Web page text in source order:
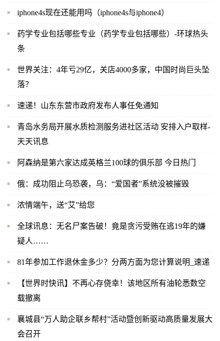
iphone4s现在还能用吗（iphone4s与iphone4）
药学专业包括哪些专业（药学专业包括哪些）-环球热头
条
世界关注：4年亏29亿，关店4000多家，中国时尚巨头坠
落？
速递！山东东营市政府发布人事任免通知
青岛水务局开展水质检测服务进社区活动 安排入户取样-
天天讯息
阿森纳是第六家达成英格兰100球的俱乐部 今日热门
俄：成功阻止乌恐袭，乌：“爱国者”系统没被摧毁
浓情端午，送“艾”给您
全球讯息：无名尸案告破！竟是贪污受贿在逃19年的嫌
疑人……
81年参加工作退休金多少？分两方面为您计算说明_速递
【世界时快讯】不再心存侥幸！该地区所有油轮悉数空
载撤离
襄城县“万人助企联乡帮村”活动暨创新驱动高质量发展大
会召开